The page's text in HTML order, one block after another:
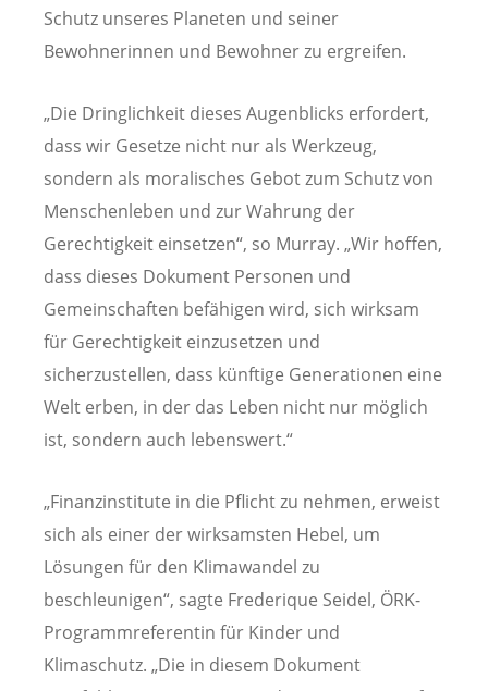
Schutz unseres Planeten und seiner
Bewohnerinnen und Bewohner zu ergreifen.
„Die Dringlichkeit dieses Augenblicks erfordert,
dass wir Gesetze nicht nur als Werkzeug,
sondern als moralisches Gebot zum Schutz von
Menschenleben und zur Wahrung der
Gerechtigkeit einsetzen“, so Murray. „Wir hoffen,
dass dieses Dokument Personen und
Gemeinschaften befähigen wird, sich wirksam
für Gerechtigkeit einzusetzen und
sicherzustellen, dass künftige Generationen eine
Welt erben, in der das Leben nicht nur möglich
ist, sondern auch lebenswert.“
„Finanzinstitute in die Pflicht zu nehmen, erweist
sich als einer der wirksamsten Hebel, um
Lösungen für den Klimawandel zu
beschleunigen“, sagte Frederique Seidel, ÖRK-
Programmreferentin für Kinder und
Klimaschutz. „Die in diesem Dokument